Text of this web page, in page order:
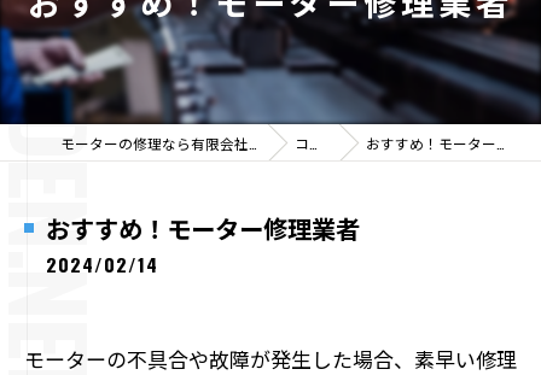
コラム おすすめ！モーター修理業者
おすすめ！モーター修理業者
2024/02/14
モーターの不具合や故障が発生した場合、素早い修理